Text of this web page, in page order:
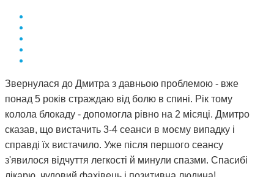
Звернулася до Дмитра з давньою проблемою - вже
понад 5 років страждаю від болю в спині. Рік тому
колола блокаду - допомогла рівно на 2 місяці. Дмитро
сказав, що вистачить 3-4 сеанси в моєму випадку і
справді їх вистачило. Уже після першого сеансу
з'явилося відчуття легкості й минули спазми. Спасибі